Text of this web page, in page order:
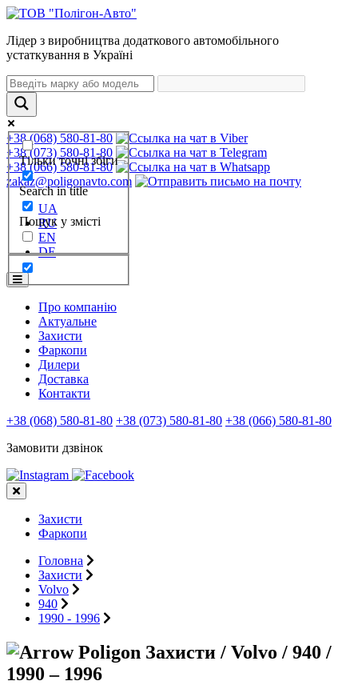
Лідер з виробництва додаткового автомобільного
устаткування в Україні
Тільки точні збіги
Search in title
Пошук у змісті
+38 (068) 580-81-80
+38 (073) 580-81-80
+38 (066) 580-81-80
zakaz@poligonavto.com
UA
RU
EN
DE
Про компанію
Актуальне
Захисти
Фаркопи
Дилери
Доставка
Контакти
+38 (068) 580-81-80 +38 (073) 580-81-80 +38 (066) 580-81-80
Замовити дзвінок
Захисти
Фаркопи
Головна
Захисти
Volvo
940
1990 - 1996
Захисти / Volvo / 940 /
1990 – 1996